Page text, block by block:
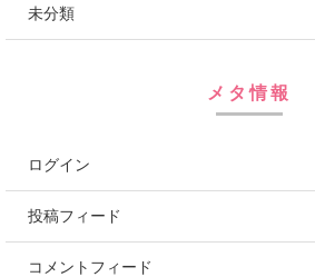
未分類
メタ情報
ログイン
投稿フィード
コメントフィード